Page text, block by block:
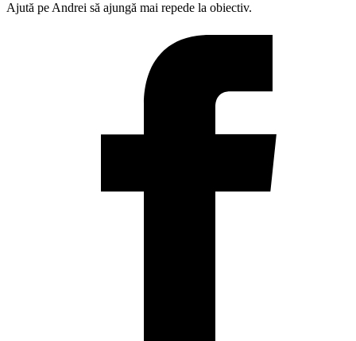
Ajută pe Andrei să ajungă mai repede la obiectiv.